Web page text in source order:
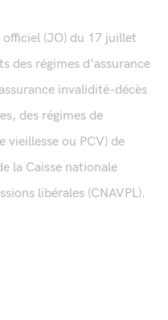
(JO) du 17 juillet
des régimes d'assurance
invalidité-décès
des régimes de
vieillesse ou PCV) de
la Caisse nationale
libérales (CNAVPL).